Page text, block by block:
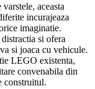
aceasta
incurajeaza
imaginatie.
si ofera
si joaca cu vehicule.
LEGO existenta,
convenabila din
construitul.